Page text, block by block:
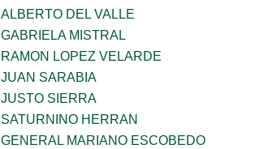
ALBERTO DEL VALLE
GABRIELA MISTRAL
RAMON LOPEZ VELARDE
JUAN SARABIA
JUSTO SIERRA
SATURNINO HERRAN
GENERAL MARIANO ESCOBEDO